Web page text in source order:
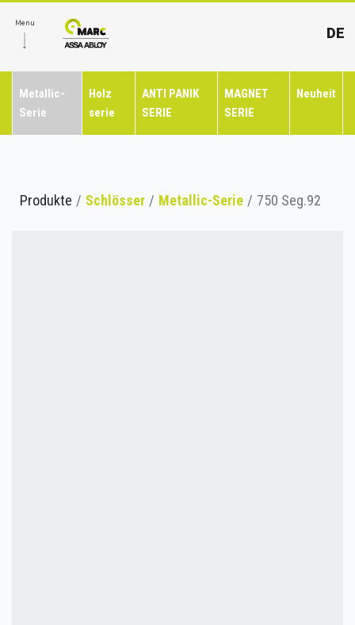
Menu
DE
Metallic-
Serie
Holz
serie
ANTI PANIK
SERIE
MAGNET
SERIE
Neuheit
Produkte Schlösser Metallic-Serie 750 Seg.92